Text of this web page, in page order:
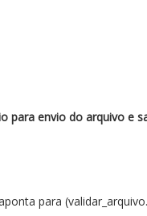
para envio do arquivo e
para